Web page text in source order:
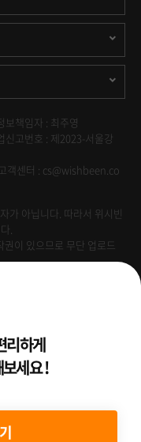
보책임자 : 최주영
신고번호 : 제2023-서울강
객센터 : cs@wishbeen.co
가 아닙니다. 따라서 위시빈
.
이 있으므로 무단 업로드
리하게
세요 !